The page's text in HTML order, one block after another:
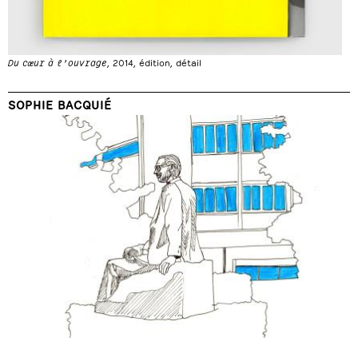
Du cœur à l’ouvrage, 2014, édition, détail
SOPHIE BACQUIÉ